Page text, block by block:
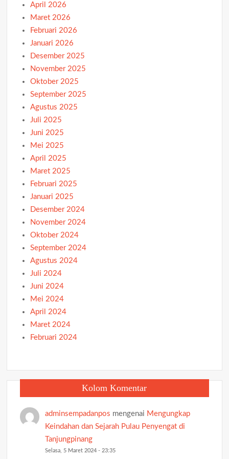
April 2026
Maret 2026
Februari 2026
Januari 2026
Desember 2025
November 2025
Oktober 2025
September 2025
Agustus 2025
Juli 2025
Juni 2025
Mei 2025
April 2025
Maret 2025
Februari 2025
Januari 2025
Desember 2024
November 2024
Oktober 2024
September 2024
Agustus 2024
Juli 2024
Juni 2024
Mei 2024
April 2024
Maret 2024
Februari 2024
Kolom Komentar
adminsempadanpos mengenai Mengungkap
Keindahan dan Sejarah Pulau Penyengat di
Tanjungpinang
Selasa, 5 Maret 2024 - 23:35